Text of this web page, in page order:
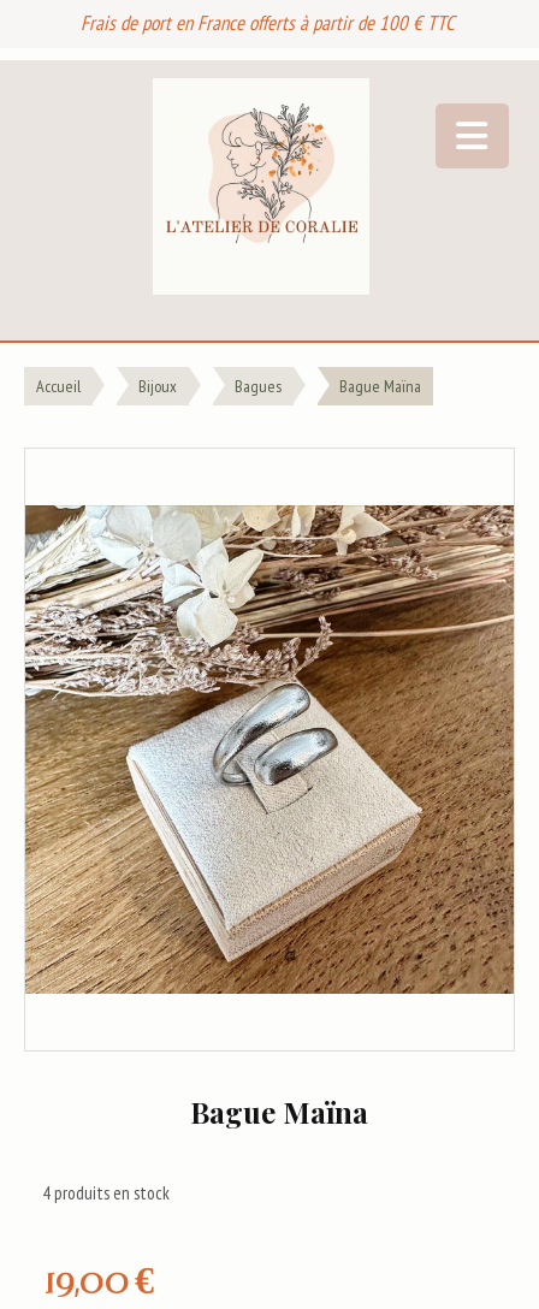
Frais de port en France offerts à partir de 100 € TTC
Accueil Bijoux Bagues Bague Maïna
Bague Maïna
19,00€
4produits en stock